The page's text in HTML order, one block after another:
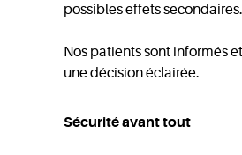
possibles effets secondaires.
Nos patients sont informés
une décision éclairée.
Sécurité avant tout